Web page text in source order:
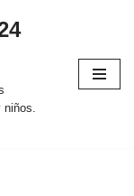
niños.